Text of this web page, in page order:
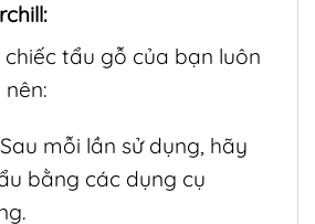
tẩu gỗ của bạn luôn
mỗi lần sử dụng, hãy
bằng các dụng cụ